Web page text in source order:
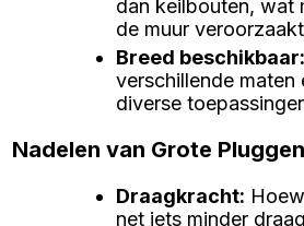
dan keilbouten, wat
de muur
Breed beschikbaar:
verschillende
diverse
Nadelen van Grote Pluggen
Draagkracht:
net iets minder